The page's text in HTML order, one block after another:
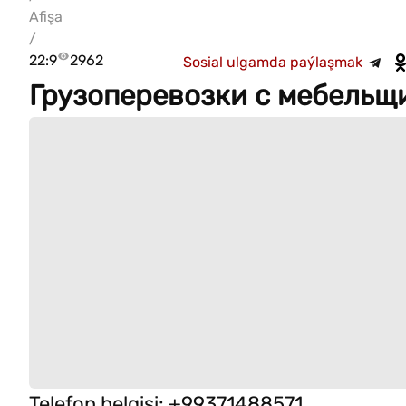
Afişa
/
22:9
2962 Sosial ulgamda paýlaşmak
Грузоперевозки с